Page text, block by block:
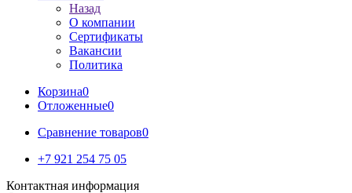
Назад
О компании
Сертификаты
Вакансии
Политика
Корзина0
Отложенные0
Сравнение товаров0
+7 921 254 75 05
Контактная информация